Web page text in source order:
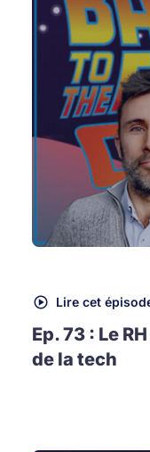
Lire cet
Ep. 73 : Le
de la tech